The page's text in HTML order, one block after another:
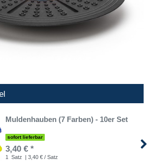
Muldenhauben (7 Farben) - 10er Set
sofort lieferbar
3,40 € *
1 Satz | 3,40 € / Satz